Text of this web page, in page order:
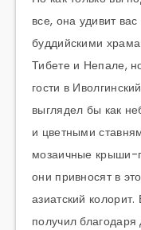
все, она удивит
буддийскими
Тибете и Непале,
гости в
выглядел бы как
и цветными
мозаичные крыши-
они привносят в
азиатский
получил благодаря